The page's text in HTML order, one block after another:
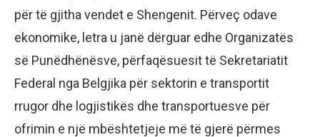
për të gjitha vendet e Shengenit. Përveç odave
ekonomike, letra u janë dërguar edhe Organizatës
së Punëdhënësve, përfaqësuesit të Sekretariatit
Federal nga Belgjika për sektorin e transportit
rrugor dhe logjistikës dhe transportuesve për
ofrimin e një mbështetjeje më të gjerë përmes